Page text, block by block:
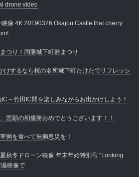
drone video
像 4K 20190326 Okajou Castle that cherry
つり！岡藩城下町雛まつり
けするなら桜の名所城下町たけたでリフレッシ
～竹田IC間を楽しみながらお出かけしよう！
悲願の初優勝おめでとうございます！！
粥を食べて無病息災を！
秋冬ドローン映像 年末年始特別号 “Looking
映像で